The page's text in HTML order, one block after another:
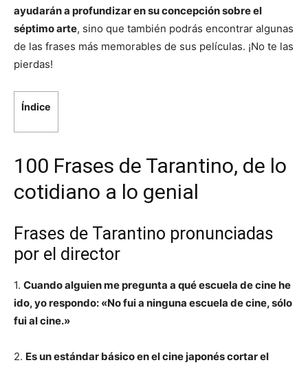
ayudarán a profundizar en su concepción sobre el
séptimo arte, sino que también podrás encontrar algunas
de las frases más memorables de sus películas. ¡No te las
pierdas!
Índice
100 Frases de Tarantino, de lo
cotidiano a lo genial
Frases de Tarantino pronunciadas
por el director
1. Cuando alguien me pregunta a qué escuela de cine he
ido, yo respondo: «No fui a ninguna escuela de cine, sólo
fui al cine.»
2. Es un estándar básico en el cine japonés cortar el